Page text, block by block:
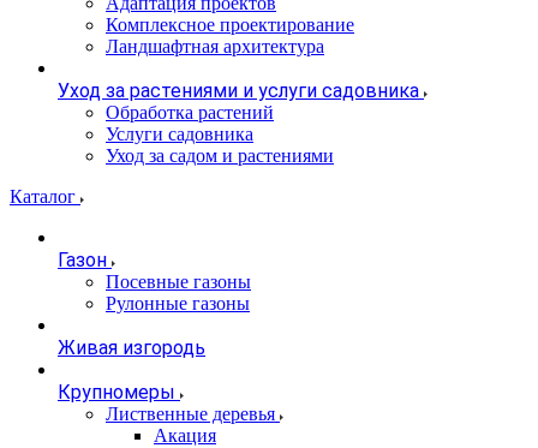
Комплексное проектирование
Ландшафтная архитектура
Уход за растениями и услуги садовника
Обработка растений
Услуги садовника
Уход за садом и растениями
Каталог
Газон
Посевные газоны
Рулонные газоны
Живая изгородь
Крупномеры
Лиственные деревья
Акация